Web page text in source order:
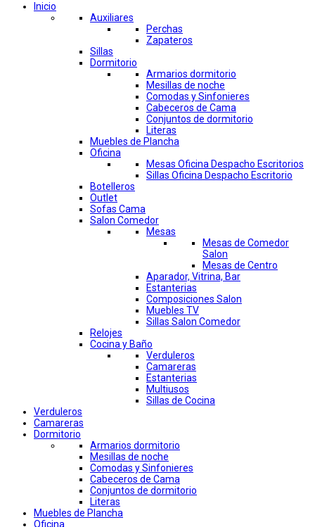
Inicio
Auxiliares
Perchas
Zapateros
Sillas
Dormitorio
Armarios dormitorio
Mesillas de noche
Comodas y Sinfonieres
Cabeceros de Cama
Conjuntos de dormitorio
Literas
Muebles de Plancha
Oficina
Mesas Oficina Despacho Escritorios
Sillas Oficina Despacho Escritorio
Botelleros
Outlet
Sofas Cama
Salon Comedor
Mesas
Mesas de Comedor
Salon
Mesas de Centro
Aparador, Vitrina, Bar
Estanterias
Composiciones Salon
Muebles TV
Sillas Salon Comedor
Relojes
Cocina y Baño
Verduleros
Camareras
Estanterias
Multiusos
Sillas de Cocina
Verduleros
Camareras
Dormitorio
Armarios dormitorio
Mesillas de noche
Comodas y Sinfonieres
Cabeceros de Cama
Conjuntos de dormitorio
Literas
Muebles de Plancha
Oficina